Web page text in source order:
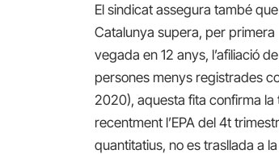
El sindicat assegura també
Catalunya supera, per primera
vegada en 12 anys, l’afiliació
persones menys registrades
2020), aquesta fita confirma
recentment l’EPA del 4t
quantitatius, no es trasllada a